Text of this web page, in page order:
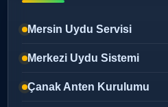
Mersin Uydu Servisi
Merkezi Uydu Sistemi
Çanak Anten Kurulumu